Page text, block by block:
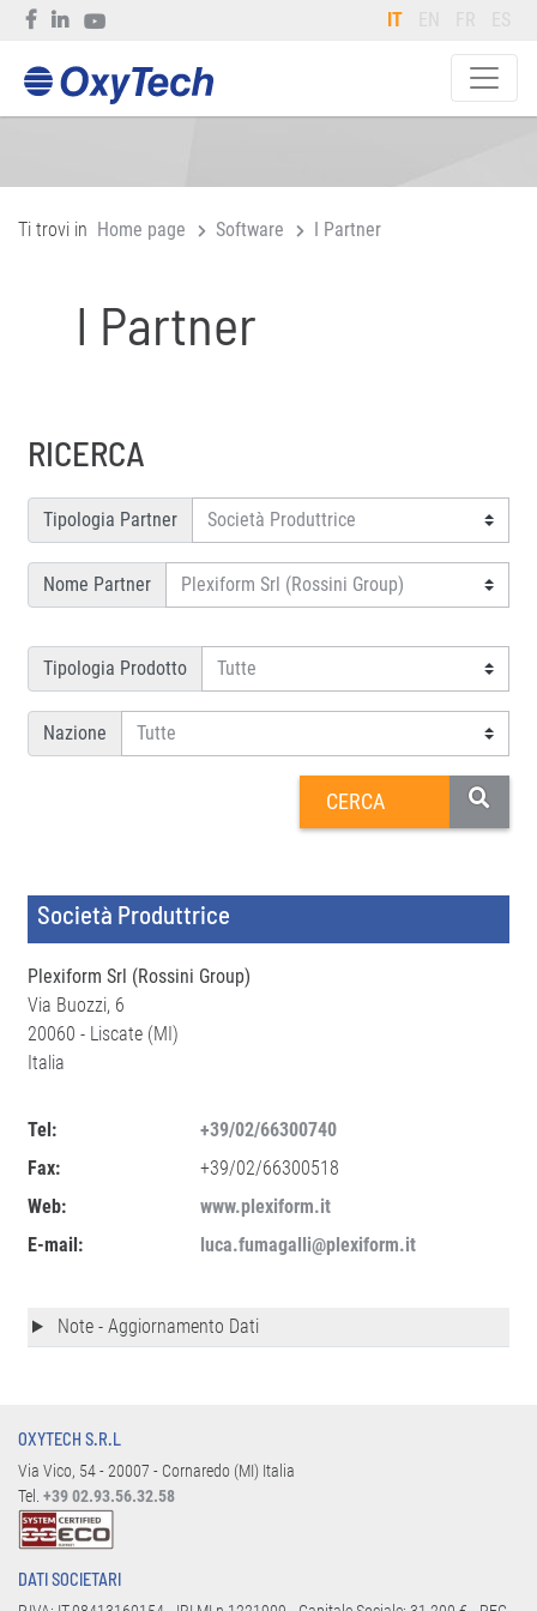
IT EN FR ES
Ti trovi in Home page Software I Partner
I Partner
RICERCA
Tipologia Partner
Nome Partner
Tipologia Prodotto
Nazione
Società Produttrice
Plexiform Srl (Rossini Group)
Via Buozzi, 6
20060 - Liscate (MI)
Italia
Tel:
+39/02/66300740
Fax:
+39/02/66300518
Web:
www.plexiform.it
E-mail:
luca.fumagalli@plexiform.it
Note - Aggiornamento Dati
OXYTECH S.R.L
Via Vico, 54 - 20007 - Cornaredo (MI) Italia
Tel. +39 02.93.56.32.58
DATI SOCIETARI